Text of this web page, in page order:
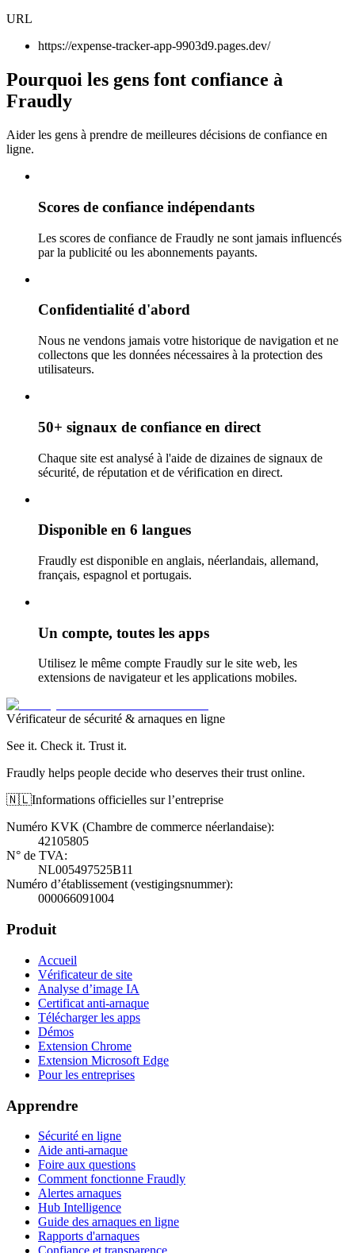
URL
https://expense-tracker-app-9903d9.pages.dev/
Pourquoi les gens font confiance à
Fraudly
Aider les gens à prendre de meilleures décisions de confiance en
ligne.
Scores de confiance indépendants
Les scores de confiance de Fraudly ne sont jamais influencés
par la publicité ou les abonnements payants.
Confidentialité d'abord
Nous ne vendons jamais votre historique de navigation et ne
collectons que les données nécessaires à la protection des
utilisateurs.
50+ signaux de confiance en direct
Chaque site est analysé à l'aide de dizaines de signaux de
sécurité, de réputation et de vérification en direct.
Disponible en 6 langues
Fraudly est disponible en anglais, néerlandais, allemand,
français, espagnol et portugais.
Un compte, toutes les apps
Utilisez le même compte Fraudly sur le site web, les
extensions de navigateur et les applications mobiles.
Vérificateur de sécurité & arnaques en ligne
See it. Check it. Trust it.
Fraudly helps people decide who deserves their trust online.
🇳🇱Informations officielles sur l’entreprise
Numéro KVK (Chambre de commerce néerlandaise):
42105805
N° de TVA:
NL005497525B11
Numéro d’établissement (vestigingsnummer):
000066091004
Produit
Accueil
Vérificateur de site
Analyse d’image IA
Certificat anti-arnaque
Télécharger les apps
Démos
Extension Chrome
Extension Microsoft Edge
Pour les entreprises
Apprendre
Sécurité en ligne
Aide anti-arnaque
Foire aux questions
Comment fonctionne Fraudly
Alertes arnaques
Hub Intelligence
Guide des arnaques en ligne
Rapports d'arnaques